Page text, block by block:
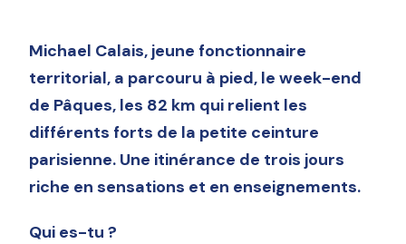
Michael Calais, jeune fonctionnaire
territorial, a parcouru à pied, le week-end
de Pâques, les 82 km qui relient les
différents forts de la petite ceinture
parisienne. Une itinérance de trois jours
riche en sensations et en enseignements.
Qui es-tu ?